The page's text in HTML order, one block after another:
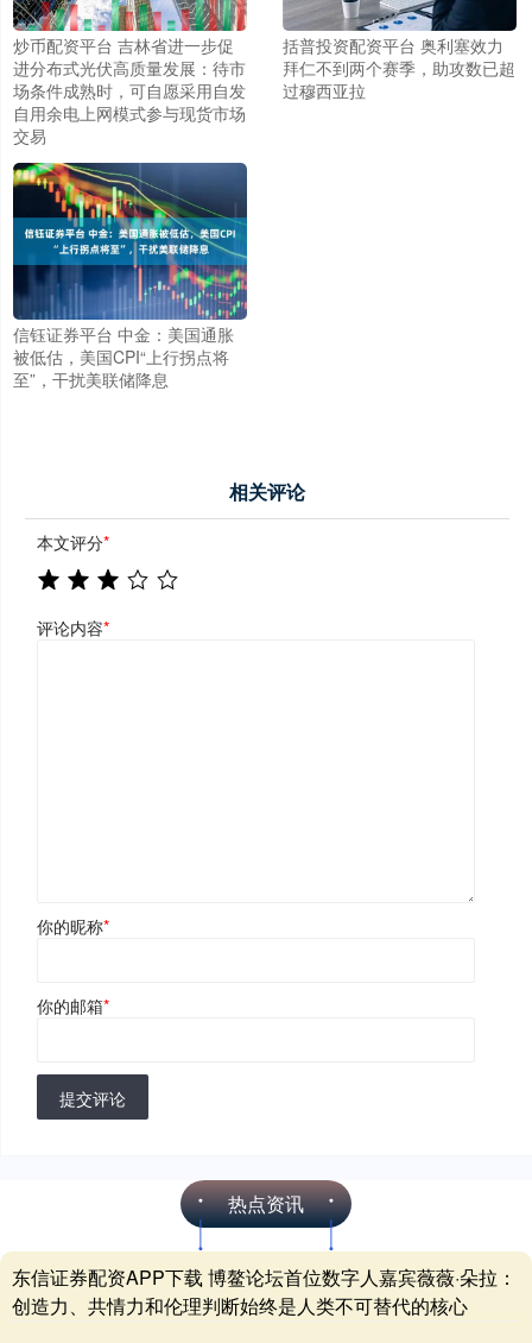
炒币配资平台 吉林省进一步促
进分布式光伏高质量发展：待市
场条件成熟时，可自愿采用自发
自用余电上网模式参与现货市场
交易
括普投资配资平台 奥利塞效力
拜仁不到两个赛季，助攻数已超
过穆西亚拉
信钰证券平台 中金：美国通胀
被低估，美国CPI“上行拐点将
至”，干扰美联储降息
相关评论
本文评分*
评论内容*
你的昵称*
你的邮箱*
提交评论
热点资讯
东信证券配资APP下载 博鳌论坛首位数字人嘉宾薇薇·朵拉：
创造力、共情力和伦理判断始终是人类不可替代的核心